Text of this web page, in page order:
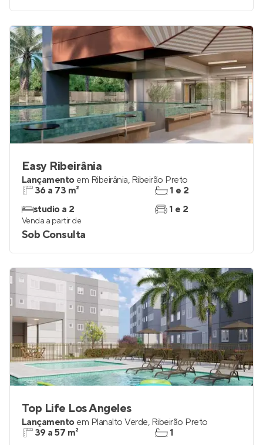
Easy Ribeirânia
Lançamento em Ribeirânia, Ribeirão Preto
36 a 73 m²
studio a 2
1 e 2
1 e 2
Venda a partir de
Sob Consulta
Top Life Los Angeles
Lançamento em Planalto Verde, Ribeirão Preto
39 a 57 m²
1